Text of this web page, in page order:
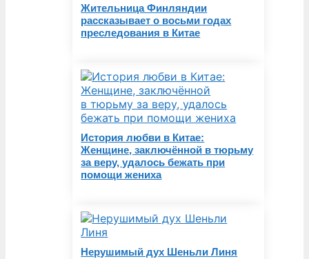
Жительница Финляндии
рассказывает о восьми годах
преследования в Китае
История любви в Китае:
Женщине, заключённой в тюрьму
за веру, удалось бежать при
помощи жениха
Нерушимый дух Шеньли Линя